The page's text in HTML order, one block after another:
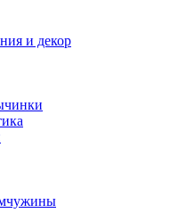
и декор